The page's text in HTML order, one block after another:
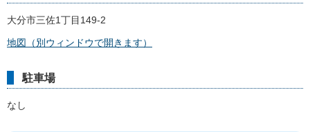
大分市三佐1丁目149-2
地図（別ウィンドウで開きます）
駐車場
なし